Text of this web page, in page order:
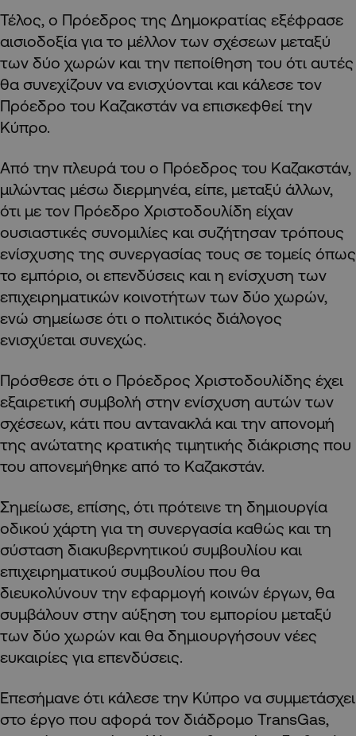
Τέλος, ο Πρόεδρος της Δημοκρατίας εξέφρασε
αισιοδοξία για το μέλλον των σχέσεων μεταξύ
των δύο χωρών και την πεποίθηση του ότι αυτές
θα συνεχίζουν να ενισχύονται και κάλεσε τον
Πρόεδρο του Καζακστάν να επισκεφθεί την
Κύπρο.
Από την πλευρά του ο Πρόεδρος του Καζακστάν,
μιλώντας μέσω διερμηνέα, είπε, μεταξύ άλλων,
ότι με τον Πρόεδρο Χριστοδουλίδη είχαν
ουσιαστικές συνομιλίες και συζήτησαν τρόπους
ενίσχυσης της συνεργασίας τους σε τομείς όπως
το εμπόριο, οι επενδύσεις και η ενίσχυση των
επιχειρηματικών κοινοτήτων των δύο χωρών,
ενώ σημείωσε ότι ο πολιτικός διάλογος
ενισχύεται συνεχώς.
Πρόσθεσε ότι ο Πρόεδρος Χριστοδουλίδης έχει
εξαιρετική συμβολή στην ενίσχυση αυτών των
σχέσεων, κάτι που αντανακλά και την απονομή
της ανώτατης κρατικής τιμητικής διάκρισης που
του απονεμήθηκε από το Καζακστάν.
Σημείωσε, επίσης, ότι πρότεινε τη δημιουργία
οδικού χάρτη για τη συνεργασία καθώς και τη
σύσταση διακυβερνητικού συμβουλίου και
επιχειρηματικού συμβουλίου που θα
διευκολύνουν την εφαρμογή κοινών έργων, θα
συμβάλουν στην αύξηση του εμπορίου μεταξύ
των δύο χωρών και θα δημιουργήσουν νέες
ευκαιρίες για επενδύσεις.
Επεσήμανε ότι κάλεσε την Κύπρο να συμμετάσχει
στο έργο που αφορά τον διάδρομο TransGas,